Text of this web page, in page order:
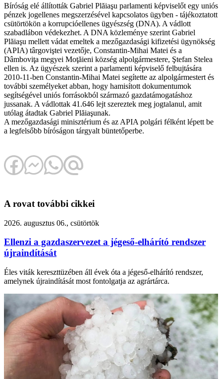
Bíróság elé állították Gabriel Plăiaşu parlamenti képviselőt egy uniós
pénzek jogellenes megszerzésével kapcsolatos ügyben - tájékoztatott
csütörtökön a korrupcióellenes ügyészség (DNA). A vádlott
szabadlábon védekezhet. A DNA közleménye szerint Gabriel
Plăiaşu mellett vádat emeltek a mezőgazdasági kifizetési ügynökség
(APIA) târgoviştei vezetője, Constantin-Mihai Matei és a
Dâmboviţa megyei Moţăieni község alpolgármestere, Ştefan Stelea
ellen is. Az ügyészek szerint a parlamenti képviselő felbujtására
2010-11-ben Constantin-Mihai Matei segítette az alpolgármestert és
további személyeket abban, hogy hamisított dokumentumok
segítségével uniós forrásokból származó gazdatámogatáshoz
jussanak. A vádlottak 41.646 lejt szereztek meg jogtalanul, amit
utólag átadtak Gabriel Plăiaşunak.
A mezőgazdasági minisztérium és az APIA polgári félként lépett be
a legfelsőbb bíróságon tárgyalt büntetőperbe.
A rovat további cikkei
2026. augusztus 06., csütörtök
Ellenzi a gazdaszervezet a jégeső-elhárító rendszer
újraindítását
Éles viták kereszttüzében áll évek óta a jégeső-elhárító rendszer,
amelynek újraindítását most fontolgatja az agrártárca.